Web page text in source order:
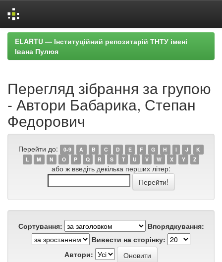
Skip
navigation
ELARTU — Інституційний репозитарій ТНТУ імені
Івана Пулюя
Перегляд зібрання за групою
- Автори Бабарика, Степан
Федорович
Перейти до: 0-9 A B C D E F G H I J
K
L
M N O P Q R S T U V W X Y Z
або ж введіть декілька перших літер:
Сортування:
Впорядкування:
Вивести на сторінку:
Автори: